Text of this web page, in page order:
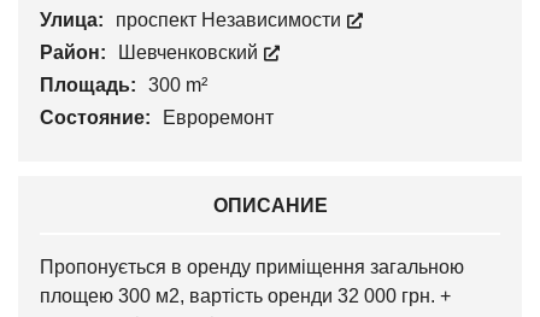
Улица:
проспект Независимости
Район:
Шевченковский
Площадь:
300 m²
Состояние:
Евроремонт
ОПИСАНИЕ
Пропонується в оренду приміщення загальною
площею 300 м2, вартість оренди 32 000 грн. +